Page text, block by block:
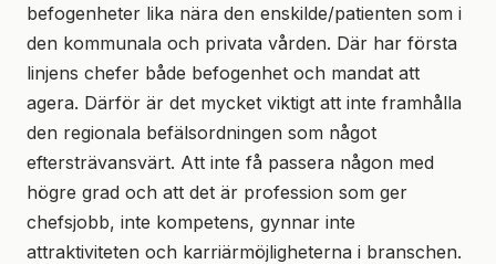
befogenheter lika nära den enskilde/patienten som i
den kommunala och privata vården. Där har första
linjens chefer både befogenhet och mandat att
agera. Därför är det mycket viktigt att inte framhålla
den regionala befälsordningen som något
eftersträvansvärt. Att inte få passera någon med
högre grad och att det är profession som ger
chefsjobb, inte kompetens, gynnar inte
attraktiviteten och karriärmöjligheterna i branschen.